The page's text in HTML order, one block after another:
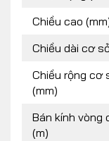
Chiều cao
Chiều dài cơ
Chiều rộng
(mm)
Bán kính vòng
(m)